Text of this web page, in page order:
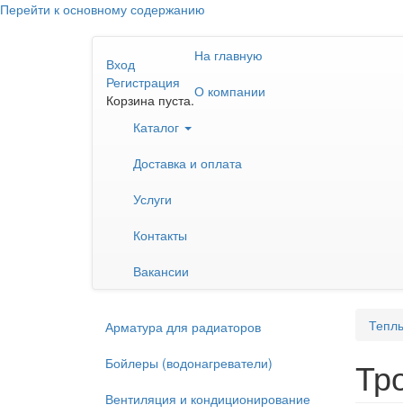
Перейти к основному содержанию
Вход
Регистрация
Корзина пуста.
На главную
О компании
Каталог
Доставка и оплата
Услуги
Контакты
Вакансии
Арматура для радиаторов
Бойлеры (водонагреватели)
Вентиляция и кондиционирование